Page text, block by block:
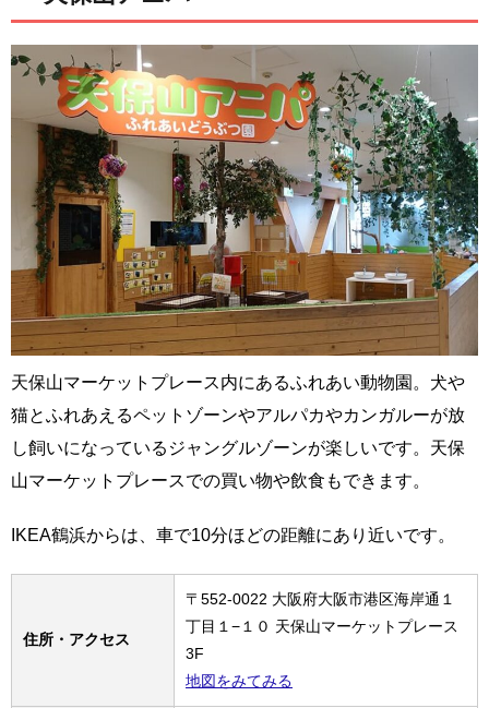
天保山マーケットプレース内にあるふれあい動物園。犬や
猫とふれあえるペットゾーンやアルパカやカンガルーが放
し飼いになっているジャングルゾーンが楽しいです。天保
山マーケットプレースでの買い物や飲食もできます。
IKEA鶴浜からは、車で10分ほどの距離にあり近いです。
住所・アクセス
〒552-0022 大阪府大阪市港区海岸通１
丁目１−１０ 天保山マーケットプレース
3F
地図をみてみる